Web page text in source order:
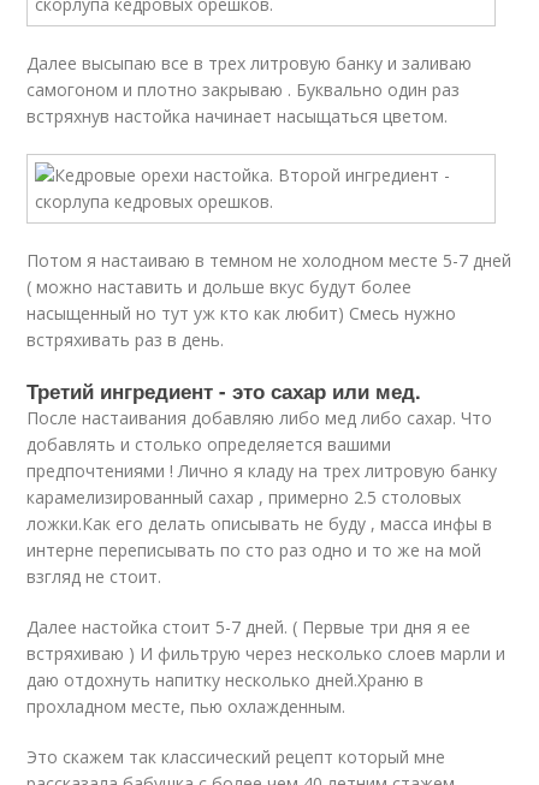
Далее высыпаю все в трех литровую банку и заливаю
самогоном и плотно закрываю . Буквально один раз
встряхнув настойка начинает насыщаться цветом.
Потом я настаиваю в темном не холодном месте 5-7 дней
( можно наставить и дольше вкус будут более
насыщенный но тут уж кто как любит) Смесь нужно
встряхивать раз в день.
Третий ингредиент - это сахар или мед.
После настаивания добавляю либо мед либо сахар. Что
добавлять и столько определяется вашими
предпочтениями ! Лично я кладу на трех литровую банку
карамелизированный сахар , примерно 2.5 столовых
ложки.Как его делать описывать не буду , масса инфы в
интерне переписывать по сто раз одно и то же на мой
взгляд не стоит.
Далее настойка стоит 5-7 дней. ( Первые три дня я ее
встряхиваю ) И фильтрую через несколько слоев марли и
даю отдохнуть напитку несколько дней.Храню в
прохладном месте, пью охлажденным.
Это скажем так классический рецепт который мне